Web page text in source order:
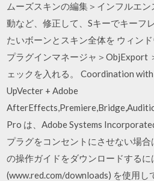
ムーズスキンの編集＞インフルエ
動など、修正して、Sキーでキーフ
たいボーンとスキン全体を ウィン
プラグインマネージャ＞ObjExport
ェックを入れる。 Coordination
UpVecter + Adobe
Pro は、Adobe Systems
プラグをコンセントにさせない場
の操作ガイドをダウンロードする
(www.red.com/downloads) を使用し